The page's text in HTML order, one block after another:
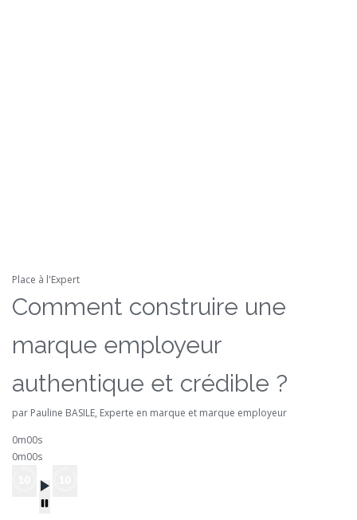
Place à l'Expert
Comment construire une
marque employeur
authentique et crédible ?
par Pauline BASILE, Experte en marque et marque employeur
0m00s
0m00s